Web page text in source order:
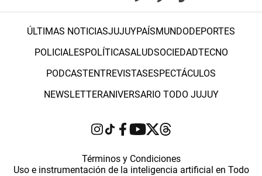
ÚLTIMAS NOTICIASJUJUYPAÍSMUNDODEPORTES
POLICIALESPOLÍTICASALUDSOCIEDADTECNO
PODCASTENTREVISTASESPECTÁCULOS
NEWSLETTERANIVERSARIO TODO JUJUY
Términos y Condiciones
Uso e instrumentación de la inteligencia artificial en Todo